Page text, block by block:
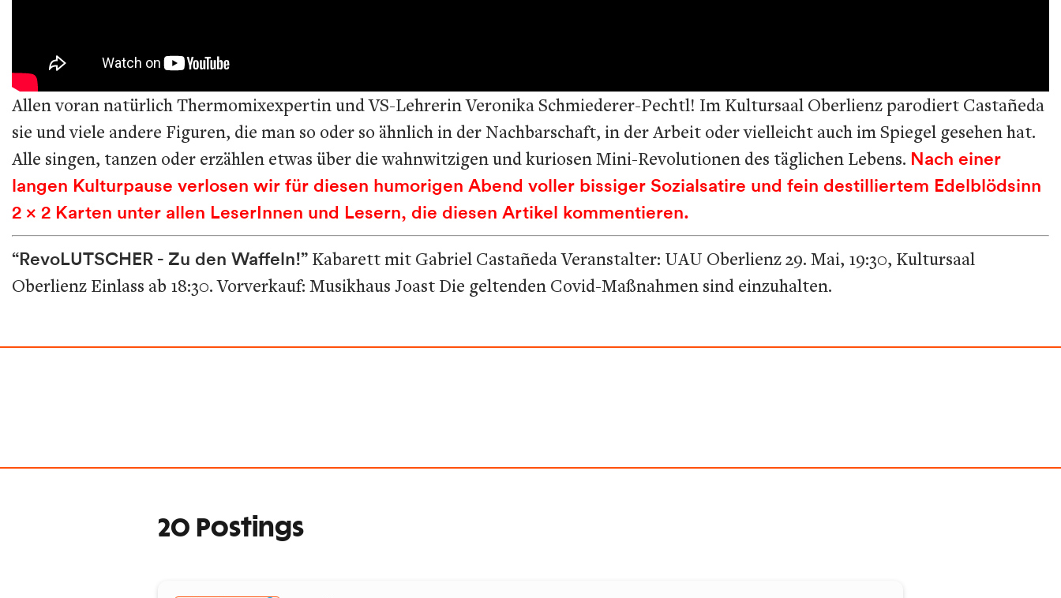
Allen voran natürlich Thermomixexpertin und VS-Lehrerin Veronika Schmiederer-Pechtl! Im Kultursaal Oberlienz parodiert Castañeda
sie und viele andere Figuren, die man so oder so ähnlich in der Nachbarschaft, in der Arbeit oder vielleicht auch im Spiegel gesehen hat.
Alle singen, tanzen oder erzählen etwas über die wahnwitzigen und kuriosen Mini-Revolutionen des täglichen Lebens. Nach einer
langen Kulturpause verlosen wir für diesen humorigen Abend voller bissiger Sozialsatire und fein destilliertem Edelblödsinn
2 x 2 Karten unter allen LeserInnen und Lesern, die diesen Artikel kommentieren.
“RevoLUTSCHER - Zu den Waffeln!” Kabarett mit Gabriel Castañeda Veranstalter: UAU Oberlienz 29. Mai, 19:30, Kultursaal
Oberlienz Einlass ab 18:30. Vorverkauf: Musikhaus Joast Die geltenden Covid-Maßnahmen sind einzuhalten.
20 Postings